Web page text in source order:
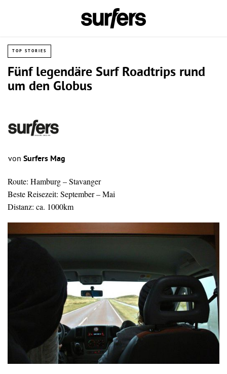
TOP STORIES
Fünf legendäre Surf Roadtrips rund
um den Globus
von Surfers Mag
Route: Hamburg – Stavanger
Beste Reisezeit: September – Mai
Distanz: ca. 1000km